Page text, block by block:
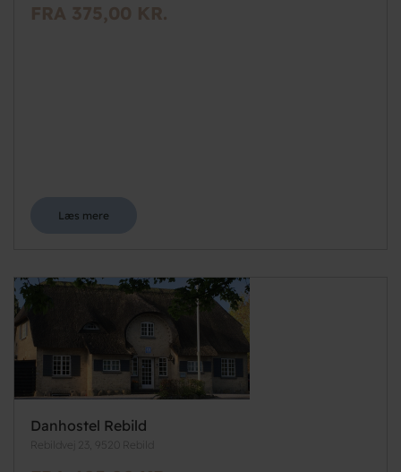
FRA 375,00 KR.
Læs mere
Danhostel Rebild
Rebildvej 23, 9520 Rebild